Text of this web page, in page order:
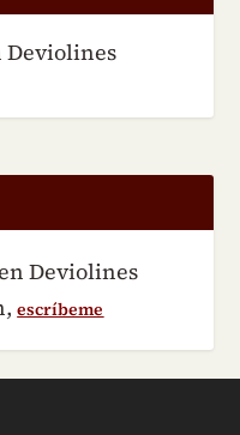
Deviolines
Deviolines
escríbeme